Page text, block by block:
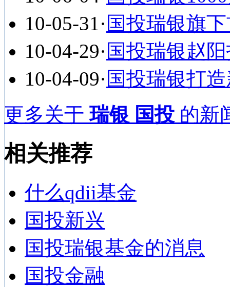
10-05-31· 国投瑞银旗
10-04-29· 国投瑞银赵
10-04-09· 国投瑞银打
更多关于瑞银 国投 的新
相关推荐
什么qdii基金
国投新兴
国投瑞银基金的消息
国投金融